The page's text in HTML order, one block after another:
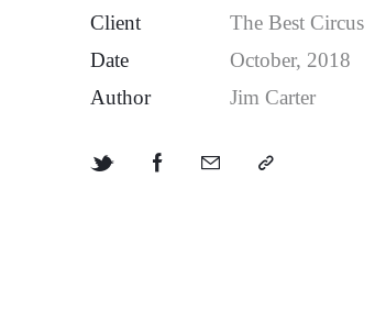
Client
The Best Circus
Date
October, 2018
Author
Jim Carter